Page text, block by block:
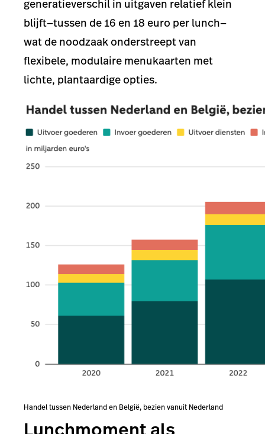
generatieverschil in uitgaven relatief klein
blijft—tussen de 16 en 18 euro per lunch—
wat de noodzaak onderstreept van
flexibele, modulaire menukaarten met
lichte, plantaardige opties.
Handel tussen Nederland en België, bezien vanuit Nederland